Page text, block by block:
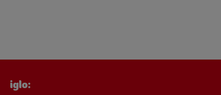
iglo: